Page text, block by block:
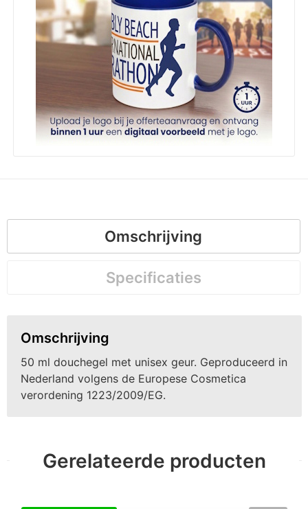
Omschrijving
Specificaties
Omschrijving
50 ml douchegel met unisex geur. Geproduceerd in
Nederland volgens de Europese Cosmetica
verordening 1223/2009/EG.
Gerelateerde producten